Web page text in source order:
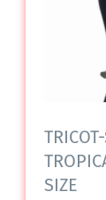
SIZE